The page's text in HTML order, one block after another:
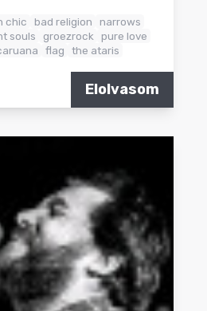
chic bad religion
narrows
souls groezrock pure love
flag the ataris
Elolvasom